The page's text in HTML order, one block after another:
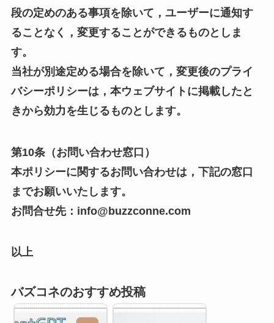
段の定めのある事項を除いて，ユーザーに通知す
ることなく，変更することができるものとしま
す。
当社が別途定める場合を除いて，変更後のプライ
バシーポリシーは，本ウェブサイトに掲載したと
きから効力を生じるものとします。
第10条（お問い合わせ窓口）
本ポリシーに関するお問い合わせは，下記の窓口
までお願いいたします。
お問合せ先：info@buzzconne.com
以上
バズコネのおすすめ投稿